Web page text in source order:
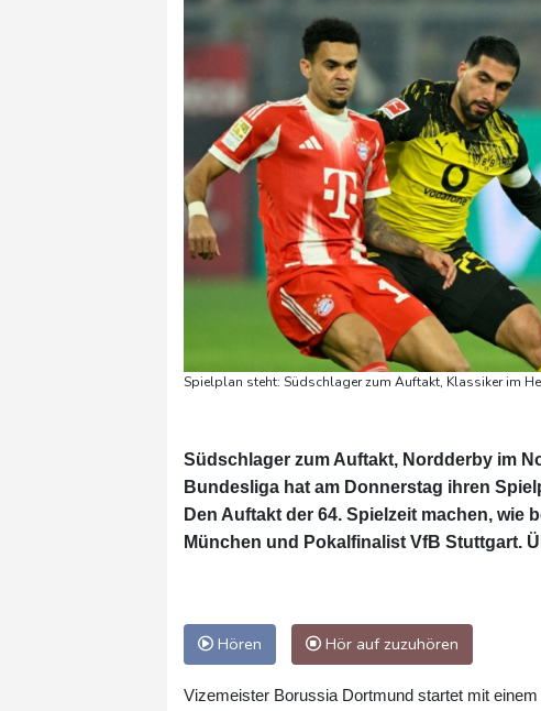
Spielplan steht: Südschlager zum Auftakt, Klassiker im
Südschlager zum Auftakt, Nordderby im
Bundesliga hat am Donnerstag ihren
Den Auftakt der 64. Spielzeit machen,
München und Pokalfinalist VfB Stuttgart.
Hören Hör auf zuzuhören
Vizemeister Borussia Dortmund startet mit